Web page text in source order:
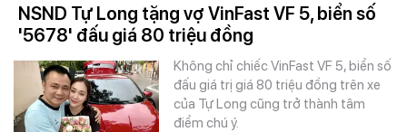
NSND Tự Long tặng vợ VinFast VF 5, biển số
'5678' đấu giá 80 triệu đồng
Không chỉ chiếc VinFast VF 5, biển số
đấu giá trị giá 80 triệu đồng trên xe
của Tự Long cũng trở thành tâm
điểm chú ý.